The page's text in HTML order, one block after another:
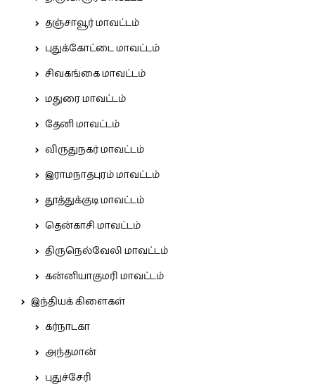
தஞ்சாவூர் மாவட்டம்
புதுக்கோட்டை மாவட்டம்
சிவகங்கை மாவட்டம்
மதுரை மாவட்டம்
தேனி மாவட்டம்
விருதுநகர் மாவட்டம்
இராமநாதபுரம் மாவட்டம்
தூத்துக்குடி மாவட்டம்
தென்காசி மாவட்டம்
திருநெல்வேலி மாவட்டம்
கன்னியாகுமரி மாவட்டம்
இந்தியக் கிளைகள்
கர்நாடகா
அந்தமான்
புதுச்சேரி